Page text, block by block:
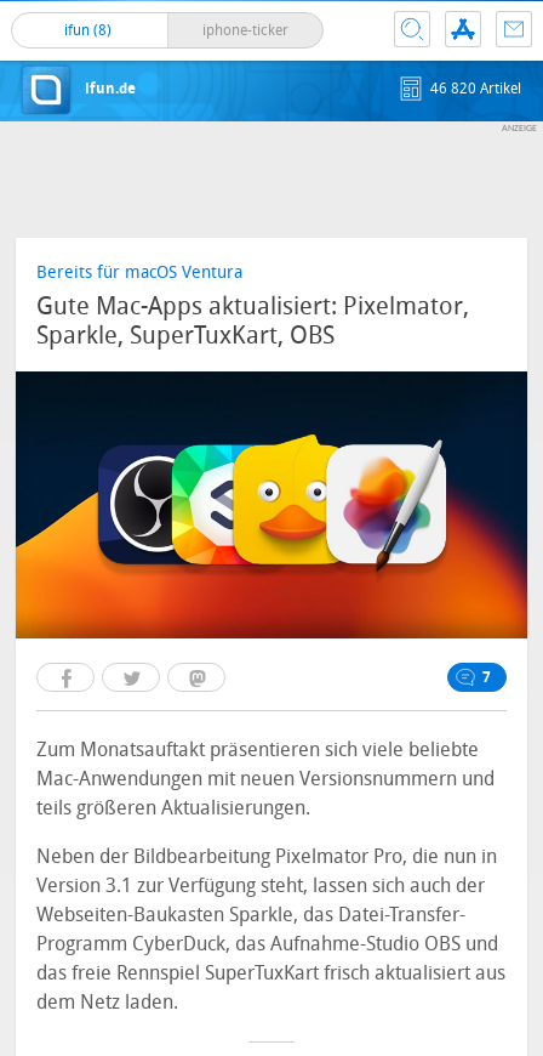
ifun (8) iphone-ticker
ifun.de 46 820 Artikel
Bereits für macOS Ventura
Gute Mac-Apps aktualisiert: Pixelmator,
Sparkle, SuperTuxKart, OBS
7
Zum Monatsauftakt präsentieren sich viele beliebte
Mac-Anwendungen mit neuen Versionsnummern und
teils größeren Aktualisierungen.
Neben der Bildbearbeitung Pixelmator Pro, die nun in
Version 3.1 zur Verfügung steht, lassen sich auch der
Webseiten-Baukasten Sparkle, das Datei-Transfer-
Programm CyberDuck, das Aufnahme-Studio OBS und
das freie Rennspiel SuperTuxKart frisch aktualisiert aus
dem Netz laden.